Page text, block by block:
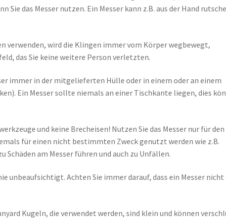
Sie das Messer nutzen. Ein Messer kann z.B. aus der Hand
verwenden, wird die Klingen immer vom Körper wegbewegt,
das Sie keine weitere Person verletzten.
immer in der mitgelieferten Hülle oder in einem oder an einem
Ein Messer sollte niemals an einer Tischkante liegen, dies
und keine Brecheisen! Nutzen Sie das Messer nur für den
für einen nicht bestimmten Zweck genutzt werden wie z.B.
Schäden am Messer führen und auch zu Unfällen.
unbeaufsichtigt. Achten Sie immer darauf, dass ein Messer nicht
Kugeln, die verwendet werden, sind klein und können